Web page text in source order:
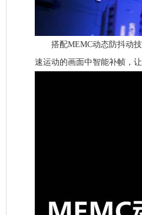
搭配MEMC动态防抖动技
速运动的画面中智能补帧，